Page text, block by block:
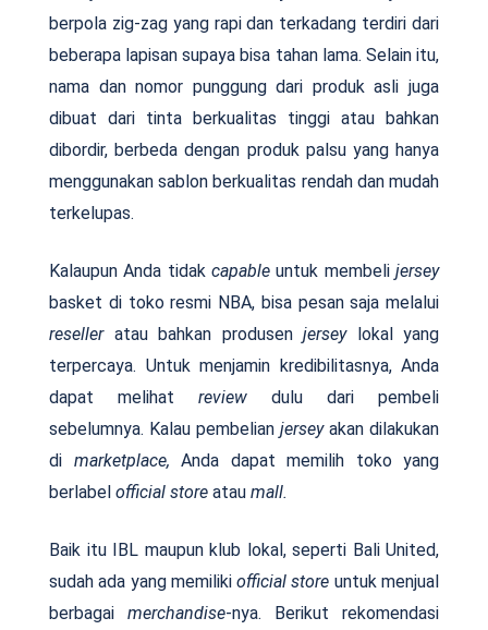
berpola zig-zag yang rapi dan terkadang terdiri dari
beberapa lapisan supaya bisa tahan lama. Selain itu,
nama dan nomor punggung dari produk asli juga
dibuat dari tinta berkualitas tinggi atau bahkan
dibordir, berbeda dengan produk palsu yang hanya
menggunakan sablon berkualitas rendah dan mudah
terkelupas.
Kalaupun Anda tidak capableuntuk membelijersey
basket di toko resmi NBA, bisa pesan saja melalui
reselleratau bahkan produsen jersey lokal yang
terpercaya. Untuk menjamin kredibilitasnya, Anda
dapat melihat review dulu dari pembeli
sebelumnya. Kalau pembelian jersey akan dilakukan
di marketplace, Anda dapat memilih toko yang
berlabel official store atau mall.
Baik itu IBL maupun klub lokal, seperti Bali United,
sudah ada yang memilikiofficial store untuk menjual
berbagai merchandise-nya. Berikut rekomendasi